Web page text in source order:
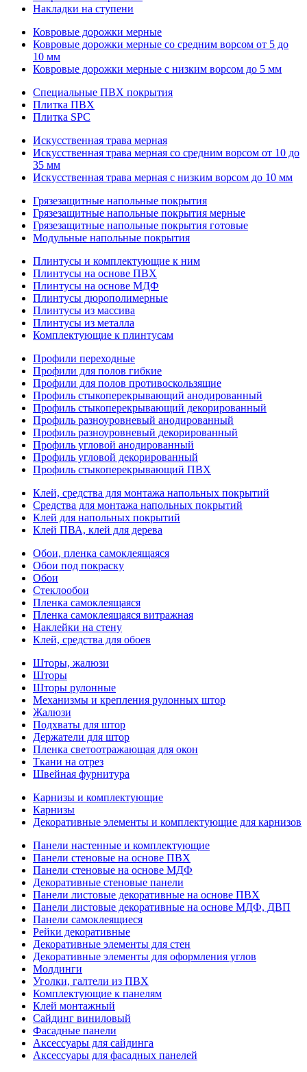
Накладки на ступени
Ковровые дорожки мерные
Ковровые дорожки мерные со средним ворсом от 5 до
10 мм
Ковровые дорожки мерные с низким ворсом до 5 мм
Специальные ПВХ покрытия
Плитка ПВХ
Плитка SPC
Искуccтвенная трава мерная
Искусственная трава мерная со средним ворсом от 10 до
35 мм
Искусственная трава мерная с низким ворсом до 10 мм
Грязезащитные напольные покрытия
Грязезащитные напольные покрытия мерные
Грязезащитные напольные покрытия готовые
Модульные напольные покрытия
Плинтусы и комплектующие к ним
Плинтусы на основе ПВХ
Плинтусы на основе МДФ
Плинтусы дюрополимерные
Плинтусы из массива
Плинтусы из металла
Комплектующие к плинтусам
Профили переходные
Профили для полов гибкие
Профили для полов противоскользящие
Профиль стыкоперекрывающий анодированный
Профиль стыкоперекрывающий декорированный
Профиль разноуровневый анодированный
Профиль разноуровневый декорированный
Профиль угловой анодированный
Профиль угловой декорированный
Профиль стыкоперекрывающий ПВХ
Клей, средства для монтажа напольных покрытий
Средства для монтажа напольных покрытий
Клей для напольных покрытий
Клей ПВА, клей для дерева
Обои, пленка самоклеящаяся
Обои под покраску
Обои
Стеклообои
Пленка самоклеящаяся
Пленка самоклеящаяся витражная
Наклейки на стену
Клей, средства для обоев
Шторы, жалюзи
Шторы
Шторы рулонные
Механизмы и крепления рулонных штор
Жалюзи
Подхваты для штор
Держатели для штор
Пленка светоотражающая для окон
Ткани на отрез
Швейная фурнитура
Карнизы и комплектующие
Карнизы
Декоративные элементы и комплектующие для карнизов
Панели настенные и комплектующие
Панели стеновые на основе ПВХ
Панели стеновые на основе МДФ
Декоративные стеновые панели
Панели листовые декоративные на основе ПВХ
Панели листовые декоративные на основе МДФ, ДВП
Панели самоклеящиеся
Рейки декоративные
Декоративные элементы для стен
Декоративные элементы для оформления углов
Молдинги
Уголки, галтели из ПВХ
Комплектующие к панелям
Клей монтажный
Сайдинг виниловый
Фасадные панели
Аксессуары для сайдинга
Аксессуары для фасадных панелей